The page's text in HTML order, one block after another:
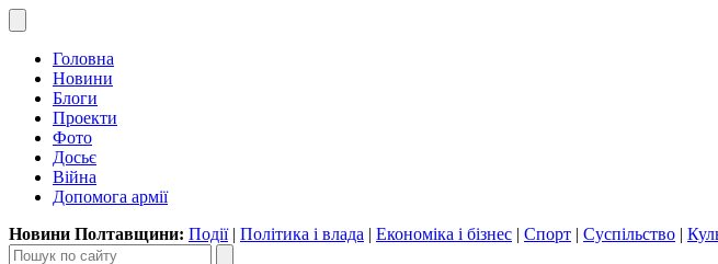
Головна
Новини
Блоги
Проекти
Фото
Досьє
Війна
Допомога армії
Новини Полтавщини: Події| Політика і влада | Економіка і бізнес | Спорт | Суспільство |